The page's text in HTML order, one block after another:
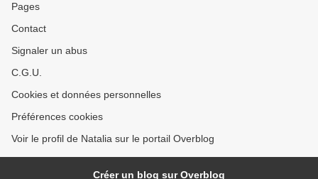
Pages
Contact
Signaler un abus
C.G.U.
Cookies et données personnelles
Préférences cookies
Voir le profil de Natalia sur le portail Overblog
Créer un blog sur Overblog